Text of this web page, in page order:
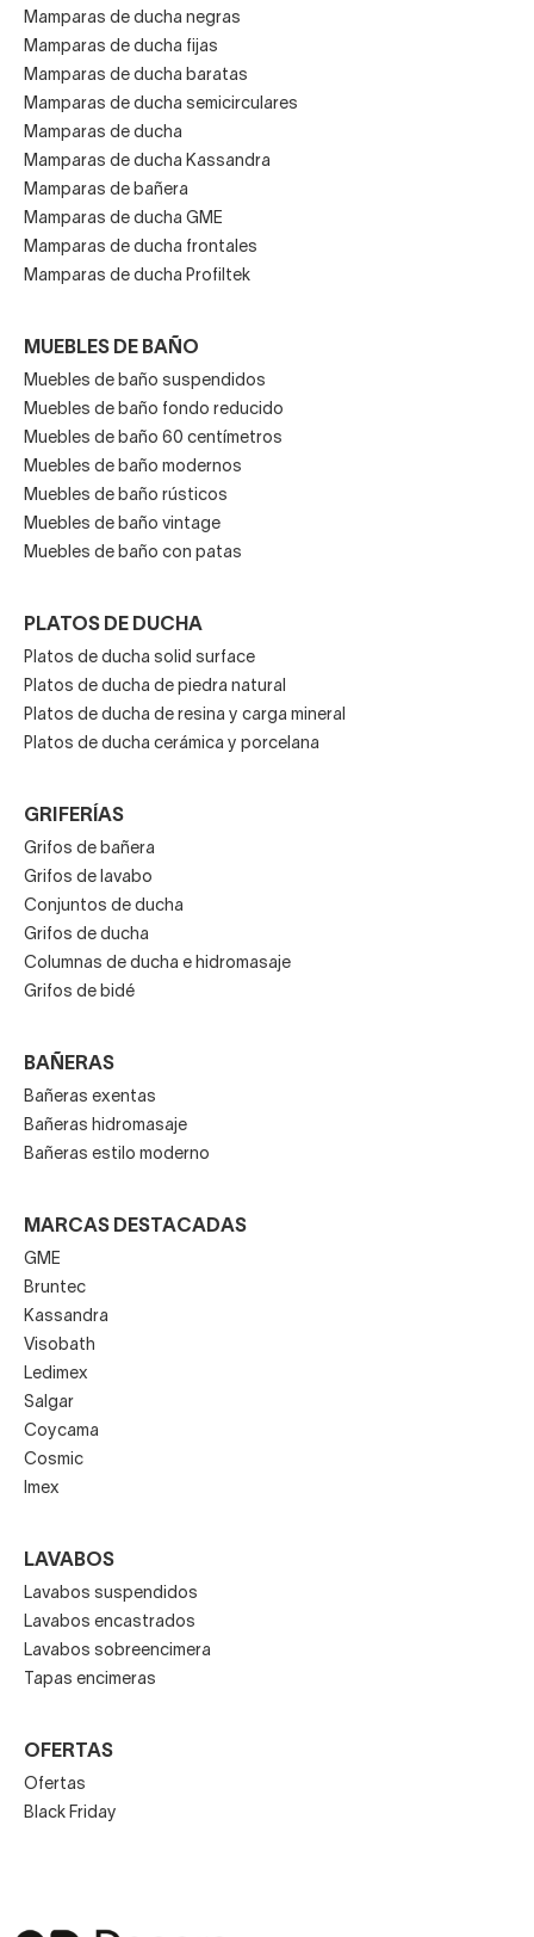
Mamparas de ducha negras
Mamparas de ducha fijas
Mamparas de ducha baratas
Mamparas de ducha semicirculares
Mamparas de ducha
Mamparas de ducha Kassandra
Mamparas de bañera
Mamparas de ducha GME
Mamparas de ducha frontales
Mamparas de ducha Profiltek
MUEBLES DE BAÑO
Muebles de baño suspendidos
Muebles de baño fondo reducido
Muebles de baño 60 centímetros
Muebles de baño modernos
Muebles de baño rústicos
Muebles de baño vintage
Muebles de baño con patas
PLATOS DE DUCHA
Platos de ducha solid surface
Platos de ducha de piedra natural
Platos de ducha de resina y carga mineral
Platos de ducha cerámica y porcelana
GRIFERÍAS
Grifos de bañera
Grifos de lavabo
Conjuntos de ducha
Grifos de ducha
Columnas de ducha e hidromasaje
Grifos de bidé
BAÑERAS
Bañeras exentas
Bañeras hidromasaje
Bañeras estilo moderno
MARCAS DESTACADAS
GME
Bruntec
Kassandra
Visobath
Ledimex
Salgar
Coycama
Cosmic
Imex
LAVABOS
Lavabos suspendidos
Lavabos encastrados
Lavabos sobreencimera
Tapas encimeras
OFERTAS
Ofertas
Black Friday